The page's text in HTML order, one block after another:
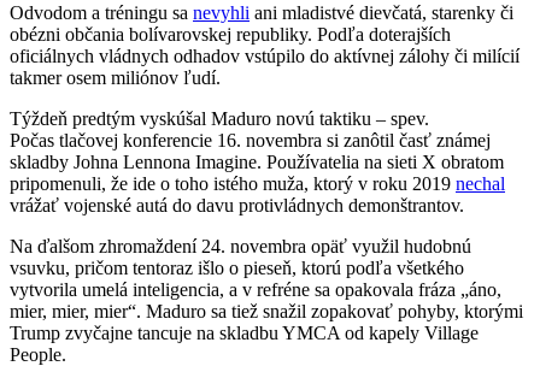
Odvodom a tréningu sa nevyhli ani mladistvé dievčatá, starenky či
obézni občania bolívarovskej republiky. Podľa doterajších
oficiálnych vládnych odhadov vstúpilo do aktívnej zálohy či milícií
takmer osem miliónov ľudí.
Týždeň predtým vyskúšal Maduro novú taktiku – spev.
Počas tlačovej konferencie 16. novembra si zanôtil časť známej
skladby Johna Lennona Imagine. Používatelia na sieti X obratom
pripomenuli, že ide o toho istého muža, ktorý v roku 2019 nechal
vrážať vojenské autá do davu protivládnych demonštrantov.
Na ďalšom zhromaždení 24. novembra opäť využil hudobnú
vsuvku, pričom tentoraz išlo o pieseň, ktorú podľa všetkého
vytvorila umelá inteligencia, a v refréne sa opakovala fráza „áno,
mier, mier, mier“. Maduro sa tiež snažil zopakovať pohyby, ktorými
Trump zvyčajne tancuje na skladbu YMCA od kapely Village
People.